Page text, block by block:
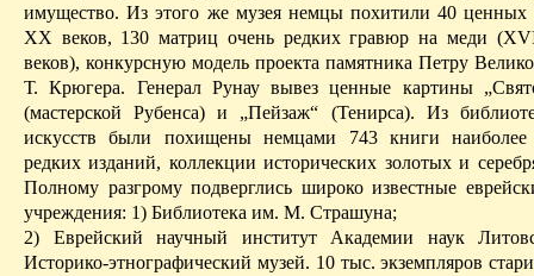
имущество. Из этого же музея немцы похитили 40
XX веков, 130 матриц очень редких гравюр на меди
веков), конкурсную модель проекта памятника Петру
Т.Крюгера. Генерал Рунаувывез ценные картины
(мастерской Рубенса) и „Пейзаж“ (Тенирса). Из
искусств были похищены немцами 743 книги
редких изданий, коллекции исторических золотых и
Полному разгрому подверглись широко извест­ные
учреждения: 1) Библиотека им. М. Страшуна;
2) Еврей­ский научный институт Академии наук
Историко-этнографический музей. 10 тыс. экземпляров